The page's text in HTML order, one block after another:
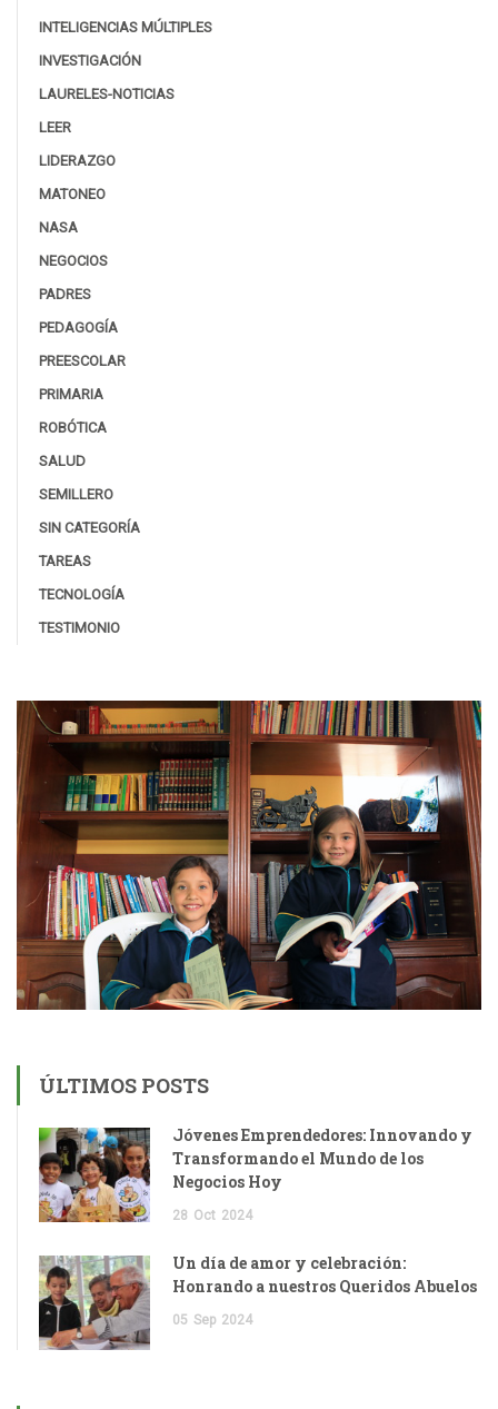
INTELIGENCIAS MÚLTIPLES
INVESTIGACIÓN
LAURELES-NOTICIAS
LEER
LIDERAZGO
MATONEO
NASA
NEGOCIOS
PADRES
PEDAGOGÍA
PREESCOLAR
PRIMARIA
ROBÓTICA
SALUD
SEMILLERO
SIN CATEGORÍA
TAREAS
TECNOLOGÍA
TESTIMONIO
ÚLTIMOS POSTS
Jóvenes Emprendedores: Innovando y
Transformando el Mundo de los
Negocios Hoy
28 Oct 2024
Un día de amor y celebración:
Honrando a nuestros Queridos Abuelos
05 Sep 2024